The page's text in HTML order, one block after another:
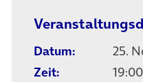
Datum:
25.
Zeit: